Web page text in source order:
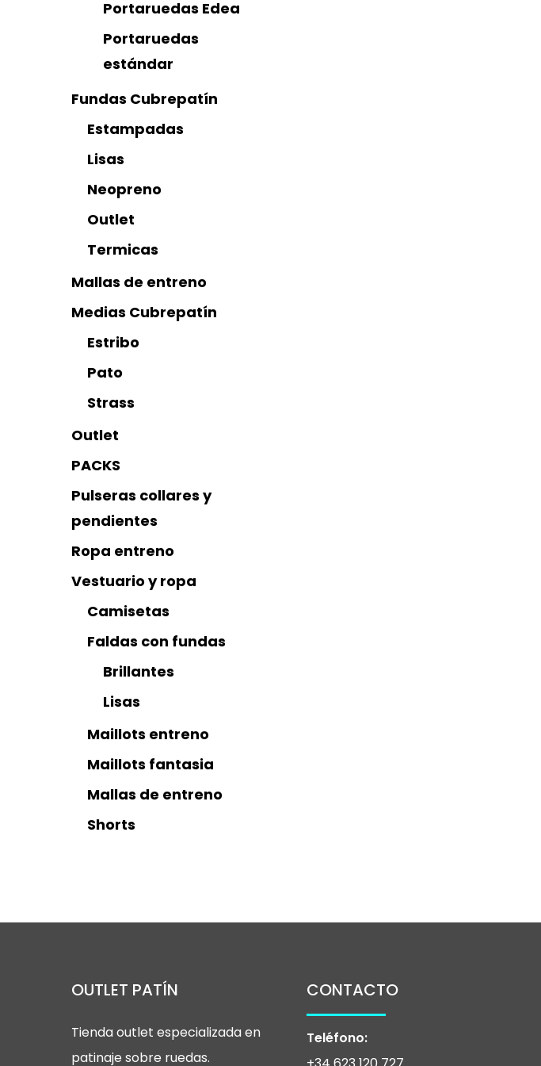
Portaruedas Edea
Portaruedas
estándar
Fundas Cubrepatín
Estampadas
Lisas
Neopreno
Outlet
Termicas
Mallas de entreno
Medias Cubrepatín
Estribo
Pato
Strass
Outlet
PACKS
Pulseras collares y
pendientes
Ropa entreno
Vestuario y ropa
Camisetas
Faldas con fundas
Brillantes
Lisas
Maillots entreno
Maillots fantasia
Mallas de entreno
Shorts
OUTLET PATÍN
Tienda outlet especializada en
patinaje sobre ruedas.
CONTACTO
Teléfono: